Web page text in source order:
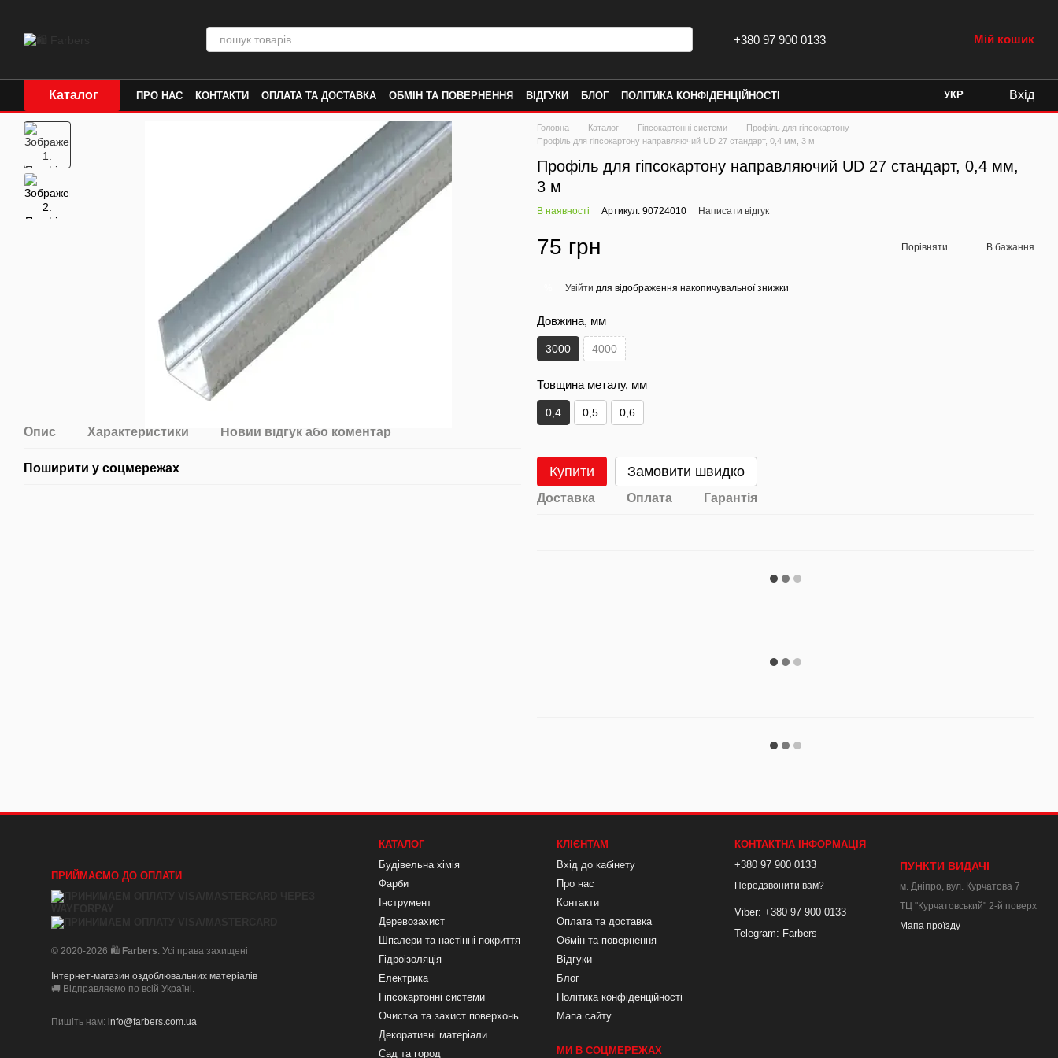
+380 97 900 0133 Мій кошик
Каталог ПРО НАС КОНТАКТИ ОПЛАТА ТА ДОСТАВКА ОБМІН ТА ПОВЕРНЕННЯ ВІДГУКИ БЛОГ ПОЛІТИКА КОНФІДЕНЦІЙНОСТІ УКР Вхід
Опис Характеристики Новий відгук або коментар
Поширити у соцмережах
Головна Каталог Гіпсокартонні системи
Профіль для гіпсокартону
Профіль для гіпсокартону направляючий UD 27 стандарт, 0,4 мм, 3 м
Профіль для гіпсокартону направляючий UD 27 стандарт, 0,4 мм,
3 м
В наявності Артикул: 90724010 Написати відгук
75 грн Порівняти В бажання
Увійти для відображення накопичувальної знижки
Довжина, мм
3000 4000
Товщина металу, мм
0,4 0,5 0,6
Купити Замовити швидко
Доставка Оплата Гарантія
ПРИЙМАЄМО ДО ОПЛАТИ
© 2020-2026 🛍️ Farbers . Усі права захищені
Інтернет-магазин оздоблювальних матеріалів
🚚 Відправляємо по всій Україні.
Пишіть нам: info@farbers.com.ua
КАТАЛОГ
Будівельна хімія
Фарби
Інструмент
Деревозахист
Шпалери та настінні покриття
Гідроізоляція
Електрика
Гіпсокартонні системи
Очистка та захист поверхонь
Декоративні матеріали
Сад та город
КЛІЄНТАМ
Вхід до кабінету
Про нас
Контакти
Оплата та доставка
Обмін та повернення
Відгуки
Блог
Політика конфіденційності
Мапа сайту
МИ В СОЦМЕРЕЖАХ
КОНТАКТНА ІНФОРМАЦІЯ
+380 97 900 0133
Передзвонити вам?
Viber: +380 97 900 0133
Telegram: Farbers
ПУНКТИ ВИДАЧІ
м. Дніпро, вул. Курчатова 7
ТЦ "Курчатовський" 2-й поверх
Мапа проїзду